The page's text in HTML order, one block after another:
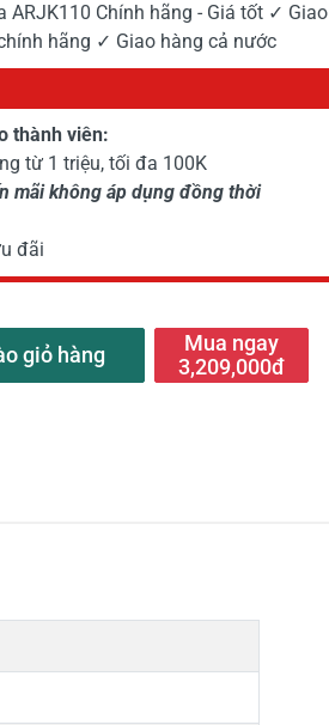
ARJK110 Chính hãng - Giá tốt ✓ Giao
hãng ✓ Giao hàng cả nước
thành viên:
từ 1 triệu, tối đa 100K
mãi không áp dụng đồng thời
đãi
giỏ hàng
Mua ngay
3,209,000đ